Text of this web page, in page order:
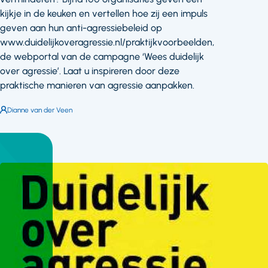
kijkje in de keuken en vertellen hoe zij een impuls
geven aan hun anti-agressiebeleid op
www.duidelijkoveragressie.nl/praktijkvoorbeelden,
de webportal van de campagne ‘Wees duidelijk
over agressie’. Laat u inspireren door deze
praktische manieren van agressie aanpakken.
Auteur:
Dianne van der Veen